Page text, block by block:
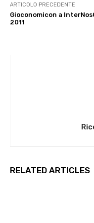
ARTICOLO PRECEDENTE
Gioconomicon a
2011
RELATED ARTICLES